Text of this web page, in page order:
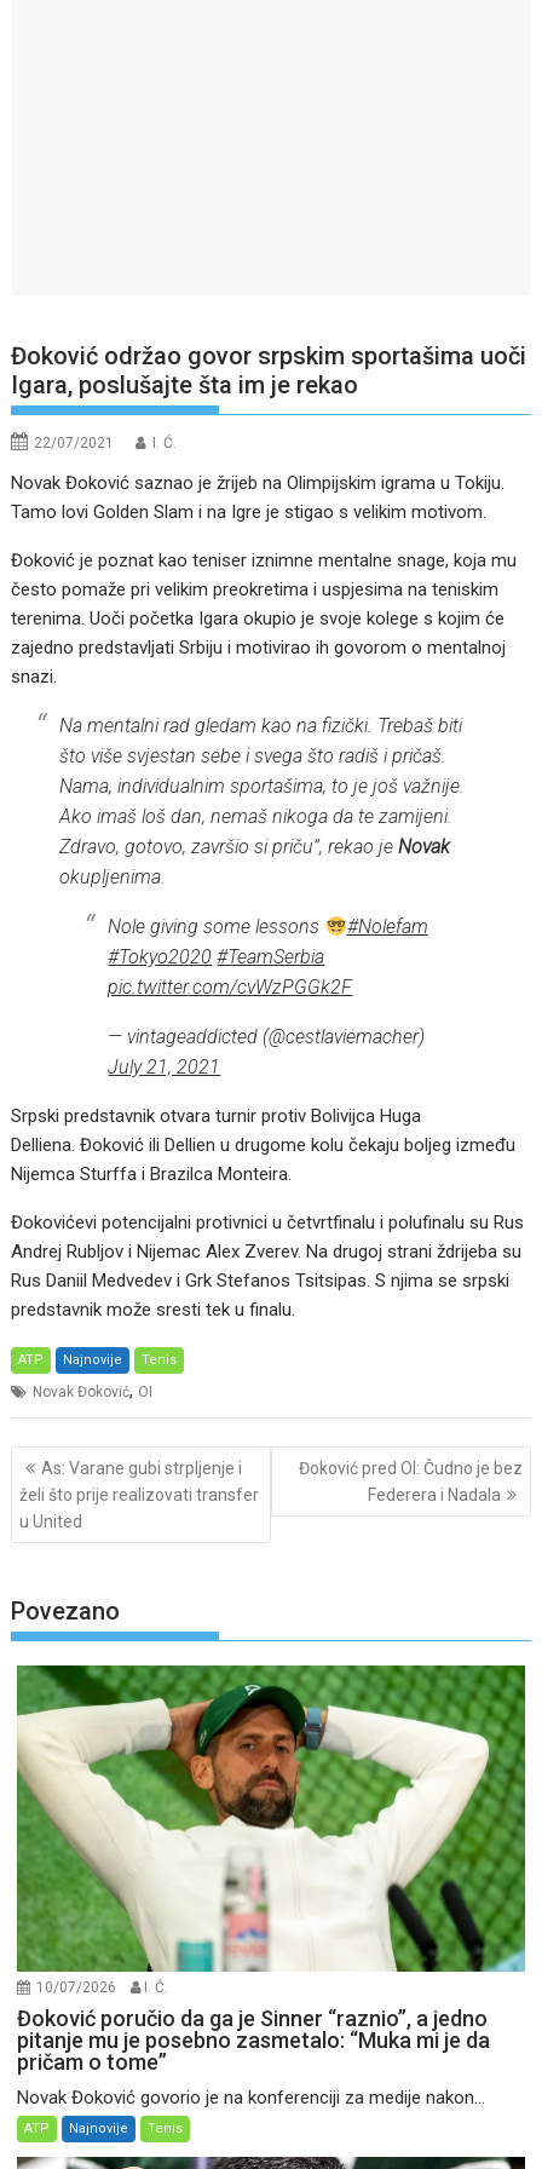
Đoković održao govor srpskim sportašima uoči
Igara, poslušajte šta im je rekao
22/07/2021 I. Ć.
Novak Đoković saznao je žrijeb na Olimpijskim igrama u Tokiju.
Tamo lovi Golden Slam i na Igre je stigao s velikim motivom.
Đoković je poznat kao teniser iznimne mentalne snage, koja mu
često pomaže pri velikim preokretima i uspjesima na teniskim
terenima. Uoči početka Igara okupio je svoje kolege s kojim će
zajedno predstavljati Srbiju i motivirao ih govorom o mentalnoj
snazi.
Na mentalni rad gledam kao na fizički. Trebaš biti
što više svjestan sebe i svega što radiš i pričaš.
Nama, individualnim sportašima, to je još važnije.
Ako imaš loš dan, nemaš nikoga da te zamijeni.
Zdravo, gotovo, završio si priču”, rekao jeNovak
okupljenima.
Nole giving some lessons
#Nolefam
#Tokyo2020 #TeamSerbia
pic.twitter.com/cvWzPGGk2F
— vintageaddicted (@cestlaviemacher)
July 21, 2021
Srpski predstavnik otvara turnir protiv Bolivijca Huga
Delliena. Đoković ili Dellien u drugome kolu čekaju boljeg između
Nijemca Sturffa i Brazilca Monteira.
Đokovićevi potencijalni protivnici u četvrtfinalu i polufinalu su Rus
Andrej Rubljov i Nijemac Alex Zverev. Na drugoj strani ždrijeba su
Rus Daniil Medvedev i Grk Stefanos Tsitsipas. S njima se srpski
predstavnik može sresti tek u finalu.
ATP Najnovije Tenis
Novak Đoković, OI
Post
navigation
As: Varane gubi strpljenje i
želi što prije realizovati transfer
u United
Đoković pred OI: Čudno je bez
Federera i Nadala
Povezano
10/07/2026 I. Ć.
Đoković poručio da ga je Sinner “raznio”, a jedno
pitanje mu je posebno zasmetalo: “Muka mi je da
pričam o tome”
Novak Đoković govorio je na konferenciji za medije nakon...
ATP Najnovije Tenis